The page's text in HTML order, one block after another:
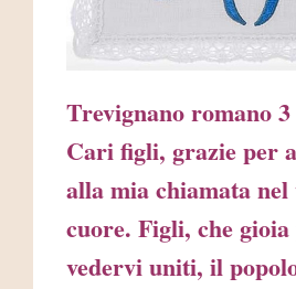
Trevignano romano
Cari figli, grazie per
alla mia chiamata
cuore. Figli, che
vedervi uniti, il